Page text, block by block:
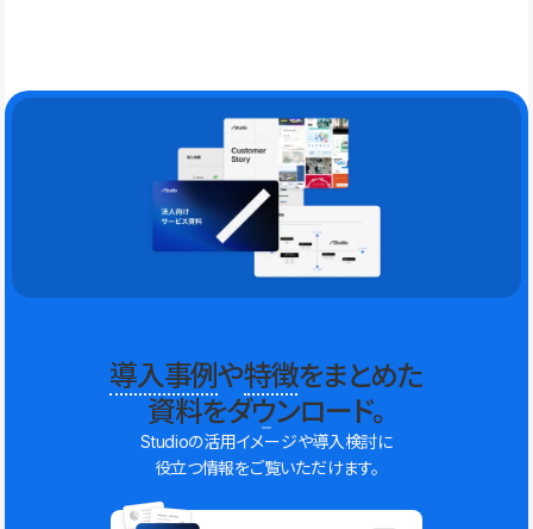
導入事例や特徴をまとめた
資料をダウンロード。
Studioの活用イメージや導入検討に
役立つ情報をご覧いただけます。